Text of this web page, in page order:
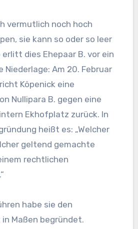
vermutlich noch hoch
sie kann so oder so leer
dies Ehepaar B. vor ein
Niederlage: Am 20. Februar
Köpenick eine
Nullipara B. gegen eine
Ekhofplatz zurück. In
heißt es: „Welcher
geltend gemachte
rechtlichen
habe sie den
Maßen begründet.